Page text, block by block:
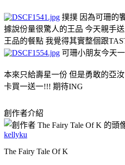
撲撲 因為可珊的
據說份量很驚人的王品 今天親手
王品的餐點 我覺得其實整個跟
可珊小朋友今天
本來只給壽星一份 但是勇敢的亞
卡買一送一!!! 期待ING
創作者介紹
kellyku
The Fairy Tale Of K